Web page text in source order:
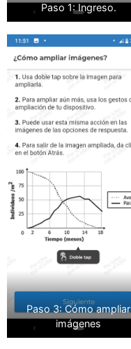
Paso 1: Ingreso.
Paso 3: Cómo ampliar
imágenes